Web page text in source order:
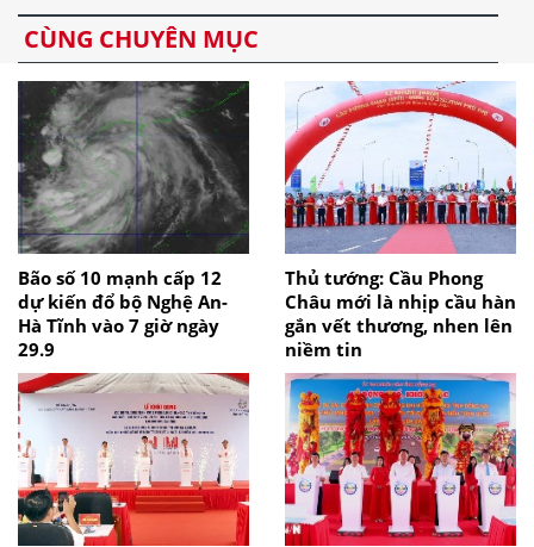
CÙNG CHUYÊN MỤC
Bão số 10 mạnh cấp 12
dự kiến đổ bộ Nghệ An-
Hà Tĩnh vào 7 giờ ngày
29.9
Thủ tướng: Cầu Phong
Châu mới là nhịp cầu hàn
gắn vết thương, nhen lên
niềm tin